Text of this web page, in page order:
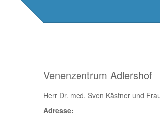
Venenzentrum Adlershof
Herr Dr. med. Sven Kästner und
Adresse: